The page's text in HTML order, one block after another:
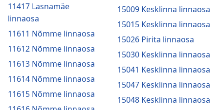
11417 Lasnamäe
linnaosa
11611 Nõmme linnaosa
11612 Nõmme linnaosa
11613 Nõmme linnaosa
11614 Nõmme linnaosa
11615 Nõmme linnaosa
15009 Kesklinna linnaosa
15015 Kesklinna linnaosa
15026 Pirita linnaosa
15030 Kesklinna linnaosa
15041 Kesklinna linnaosa
15047 Kesklinna linnaosa
15048 Kesklinna linnaosa